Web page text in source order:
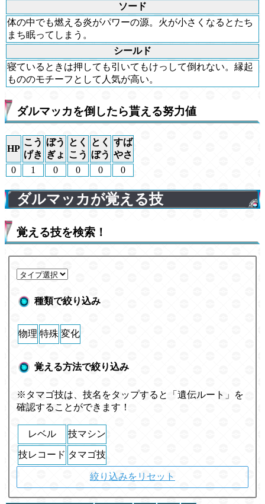
ソード
体の中でも燃える炎がパワーの源。火が小さくなるとたち
まち眠ってしまう。
シールド
寝ているときは押しても引いてもけっして倒れない。縁起
もののモチーフとして人気が高い。
ダルマッカを倒したら貰える努力値
HP
こう
げき
ぼう
ぎょ
とく
こう
とく
ぼう
すば
やさ
0
1 0 0 0 0
ダルマッカが覚える技
覚える技を検索！
種類で絞り込み
物理 特殊 変化
覚える方法で絞り込み
※タマゴ技は、技名をタップすると「遺伝ルート」を
確認することができます！
レベル 技マシン
技レコード タマゴ技
絞り込みをリセット